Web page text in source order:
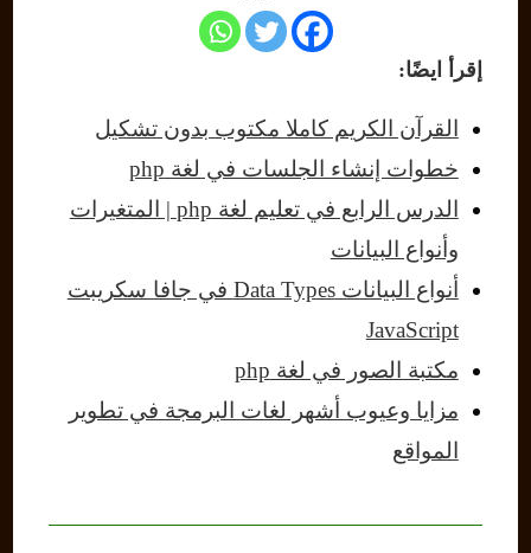
إقرأ ايضًا:
القرآن الكريم كاملا مكتوب بدون تشكيل
خطوات إنشاء الجلسات في لغة php
الدرس الرابع في تعليم لغة php | المتغيرات
وأنواع البيانات
أنواع البيانات Data Types في جافا سكريبت
JavaScript
مكتبة الصور في لغة php
مزايا وعيوب أشهر لغات البرمجة في تطوير
المواقع